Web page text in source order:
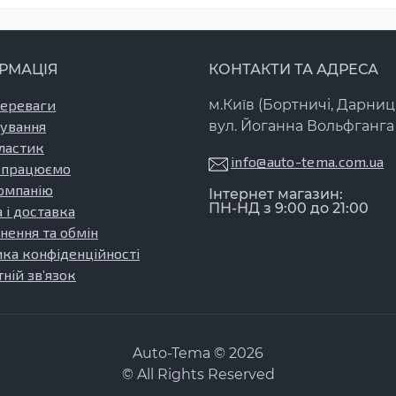
термін служби автомобіля.
виготовлених із оцинкованої сталі, забезпечує їхню
підвищує стійкість деталей до негативних
у будь-яких умовах.
для ремонту після ДТП, але і для загального
деталі, які відповідають вашим потребам і
, ви отримуєте гарантію на якість та широкий
вам у виборі необхідних елементів та
необхідне для ремонту та обслуговування вашого
і доставка
та обмін
конфіденційності
зв’язок
КОНТАКТИ ТА АДРЕСА
м.Київ (Бортничі,
вул. Йоганна Вольфганга
info@auto-tema.com.ua
Інтернет магазин:
ПН-НД з 9:00 до 21:00
Auto-Tema © 2026
© All Rights Reserved